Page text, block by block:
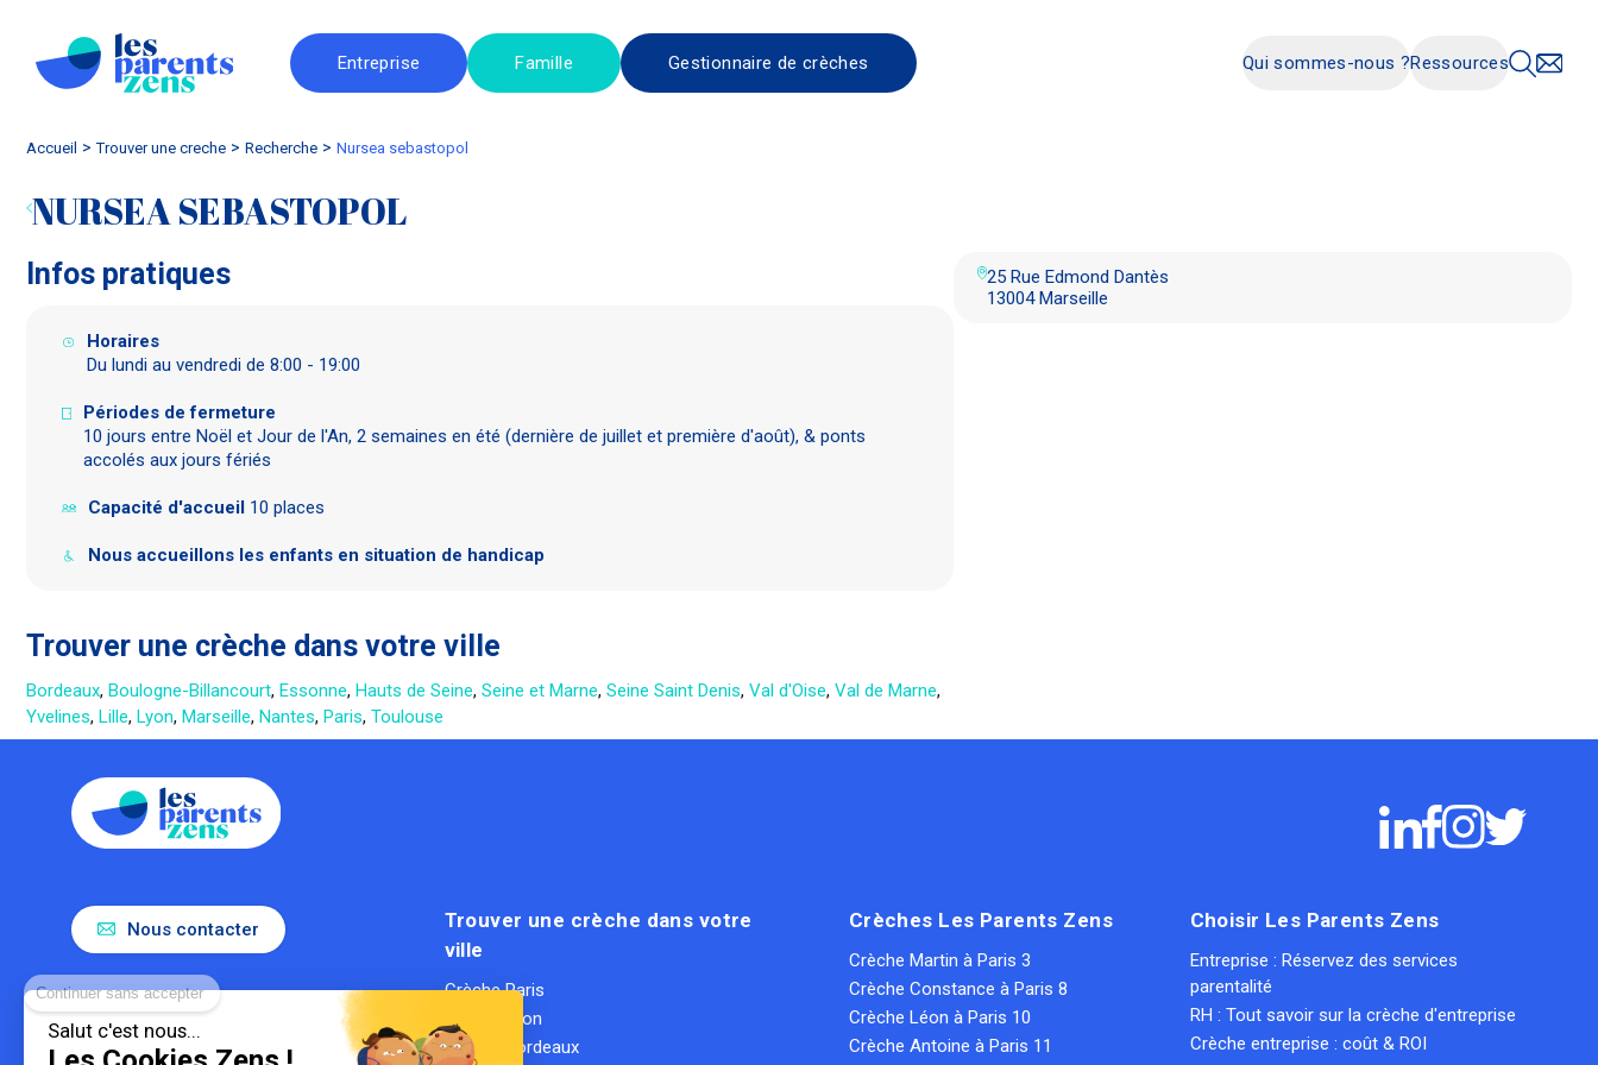
Salut c'est nous...
Entreprise Famille Gestionnaire de crèches Qui sommes-nous ?Ressources
Accueil trouver une creche Recherche nursea sebastopol
NURSEA SEBASTOPOL
25 Rue Edmond Dantès
13004 Marseille
Infos pratiques
Horaires
Du lundi au vendredi de 8:00 - 19:00
Périodes de fermeture
10 jours entre Noël et Jour de l'An, 2 semaines en été (dernière de juillet et première d'août), & ponts
accolés aux jours fériés
Capacité d'accueil 10 places
Nous accueillons les enfants en situation de handicap
Trouver une crèche dans votre ville
Bordeaux, Boulogne-Billancourt, Essonne, Hauts de Seine, Seine et Marne, Seine Saint Denis, Val d'Oise, Val de Marne,
Yvelines, Lille, Lyon, Marseille, Nantes, Paris, Toulouse
Nous contacter
Le référent de la parentalité en
entreprise
Gestionnaire de crèches
Trouver une crèche dans votre
ville
Crèche Paris
Crèche Lyon
Crèche Bordeaux
Crèches Les Parents Zens
Crèche Martin à Paris 3
Crèche Constance à Paris 8
Crèche Léon à Paris 10
Crèche Antoine à Paris 11
Choisir Les Parents Zens
Entreprise : Réservez des services
parentalité
RH : Tout savoir sur la crèche d'entreprise
Crèche entreprise : coût & ROI